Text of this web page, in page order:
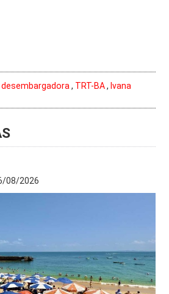
desembargadora, TRT-BA, Ivana
08/2026